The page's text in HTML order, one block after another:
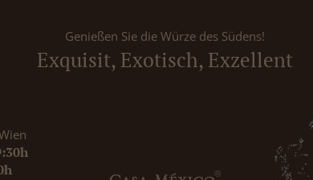
Genießen Sie die Würze des Südens!
Exquisit, Exotisch, Exzellent